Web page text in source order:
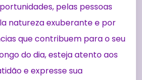
pelas pessoas
natureza exuberante e por
que contribuem para o seu
do dia, esteja atento aos
e expresse sua